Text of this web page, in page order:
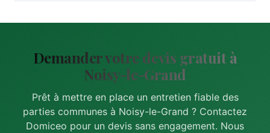
Demander votre devis gratuit à
Noisy-le-Grand
Prêt à mettre en place un entretien fiable des
parties communes à Noisy-le-Grand ? Contactez
Domiceo pour un devis sans engagement. Nous